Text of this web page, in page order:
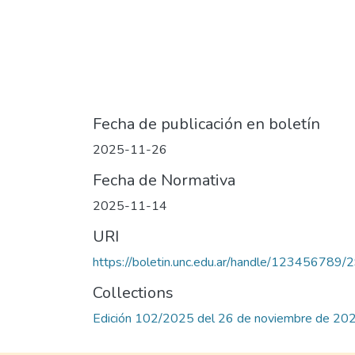
Fecha de publicación en boletín
2025-11-26
Fecha de Normativa
2025-11-14
URI
https://boletin.unc.edu.ar/handle/123456789/
Collections
Edición 102/2025 del 26 de noviembre de